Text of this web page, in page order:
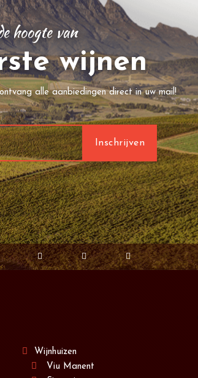
hoogte van
wijnen
alle aanbiedingen direct in uw mail!
Wijnhuizen
Viu Manent